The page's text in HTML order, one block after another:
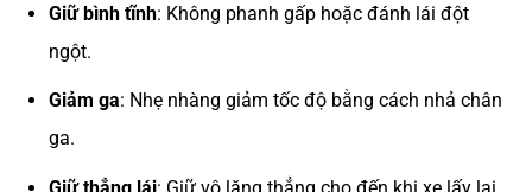
Giữ bình tĩnh: Không phanh gấp hoặc đánh lái đột
ngột.
Giảm ga: Nhẹ nhàng giảm tốc độ bằng cách nhả chân
ga.